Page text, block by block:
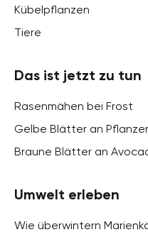
Kübelpflanzen
Tiere
Das ist jetzt zu tun
Rasenmähen bei Frost
Gelbe Blätter an
Braune Blätter an
Umwelt erleben
Wie überwintern